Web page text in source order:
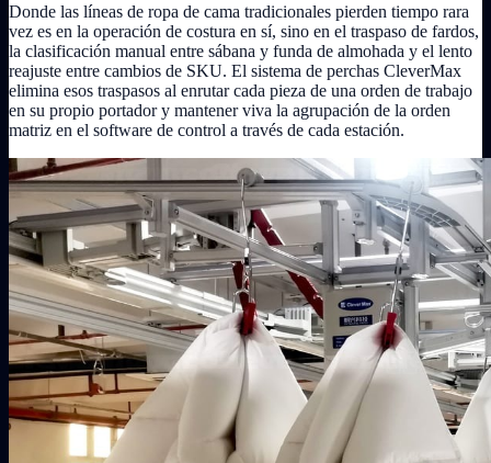
Donde las líneas de ropa de cama tradicionales pierden tiempo rara
vez es en la operación de costura en sí, sino en el traspaso de fardos,
la clasificación manual entre sábana y funda de almohada y el lento
reajuste entre cambios de SKU. El sistema de perchas CleverMax
elimina esos traspasos al enrutar cada pieza de una orden de trabajo
en su propio portador y mantener viva la agrupación de la orden
matriz en el software de control a través de cada estación.